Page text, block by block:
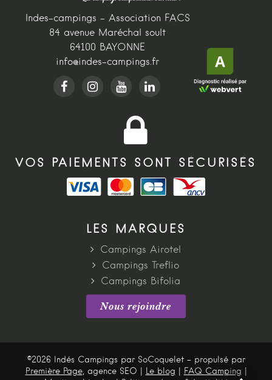
Indes-campings - Association FACS
84 avenue Maréchal soult
64100 BAYONNE
info@indes-campings.fr
VOS PAIEMENTS SONT SÉCURISÉS
LES MARQUES
Campings Airotel
Campings Treflio
Campings Bifolia
Nous rejoindre
©2026 Indés Campings par SoCoquelet - propulsé par
Première Page, agence SEO | Le blog FAQ Camping